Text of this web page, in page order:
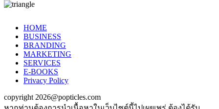
HOME
BUSINESS
BRANDING
MARKETING
SERVICES
E-BOOKS
Privacy Policy
copyright 2026@popticles.com